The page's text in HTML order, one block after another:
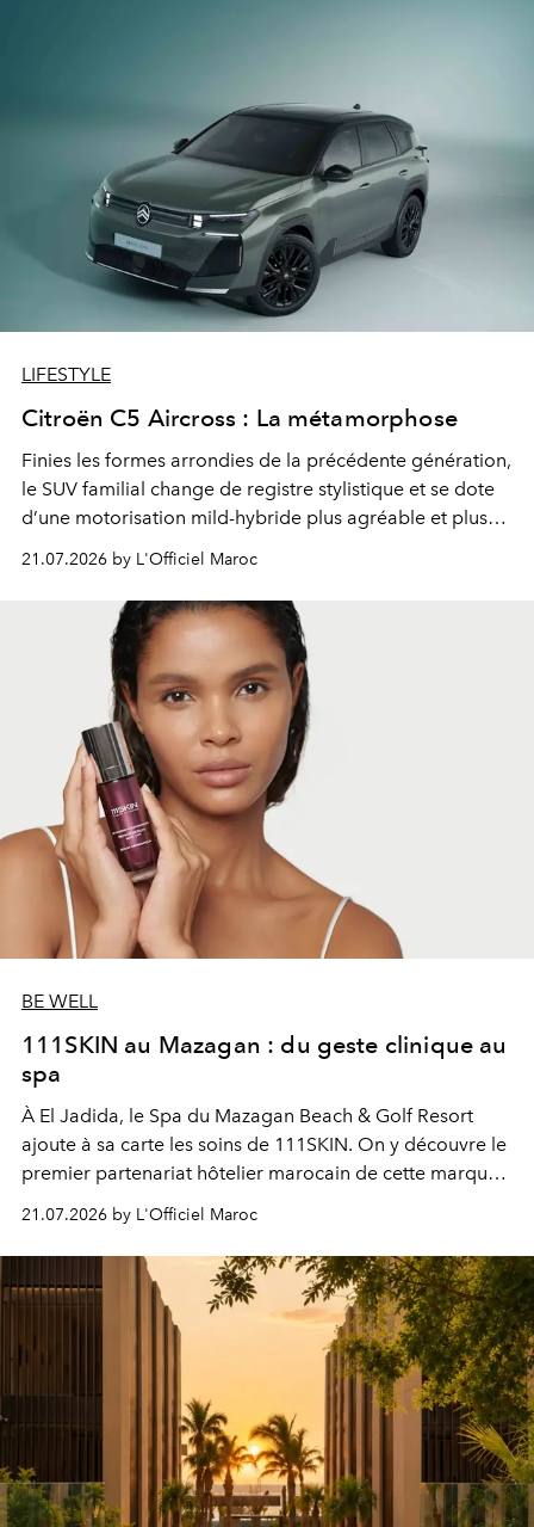
LIFESTYLE
Citroën C5 Aircross : La métamorphose
Finies les formes arrondies de la précédente génération,
le SUV familial change de registre stylistique et se dote
d’une motorisation mild-hybride plus agréable et plus
économe. à n’en pas douter, le nouveau C5 Aircross a
gagné en maturité.
21.07.2026 by L'Officiel Maroc
BE WELL
111SKIN au Mazagan : du geste clinique au
spa
À El Jadida, le Spa du Mazagan Beach & Golf Resort
ajoute à sa carte les soins de 111SKIN. On y découvre le
premier partenariat hôtelier marocain de cette marque
britannique, née dans un cabinet de chirurgie plastique
londonien et construite depuis autour d'un actif breveté,
le complexe NAC Y2™.
21.07.2026 by L'Officiel Maroc